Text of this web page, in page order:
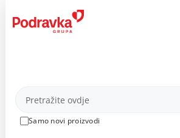
content
Proizvodi
Samo novi proizvodi